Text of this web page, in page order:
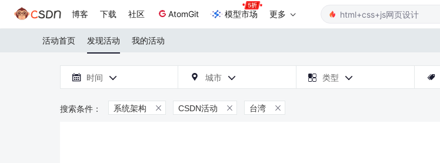
博客 下载 社区 AtomGit 模型市场 更多
活动首页 发现活动 我的活动
 时间   城市   类型  
系统架构  CSDN活动  台湾 